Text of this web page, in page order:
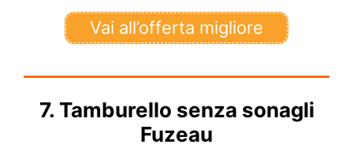
Vai all’offerta migliore
7. Tamburello senza sonagli
Fuzeau